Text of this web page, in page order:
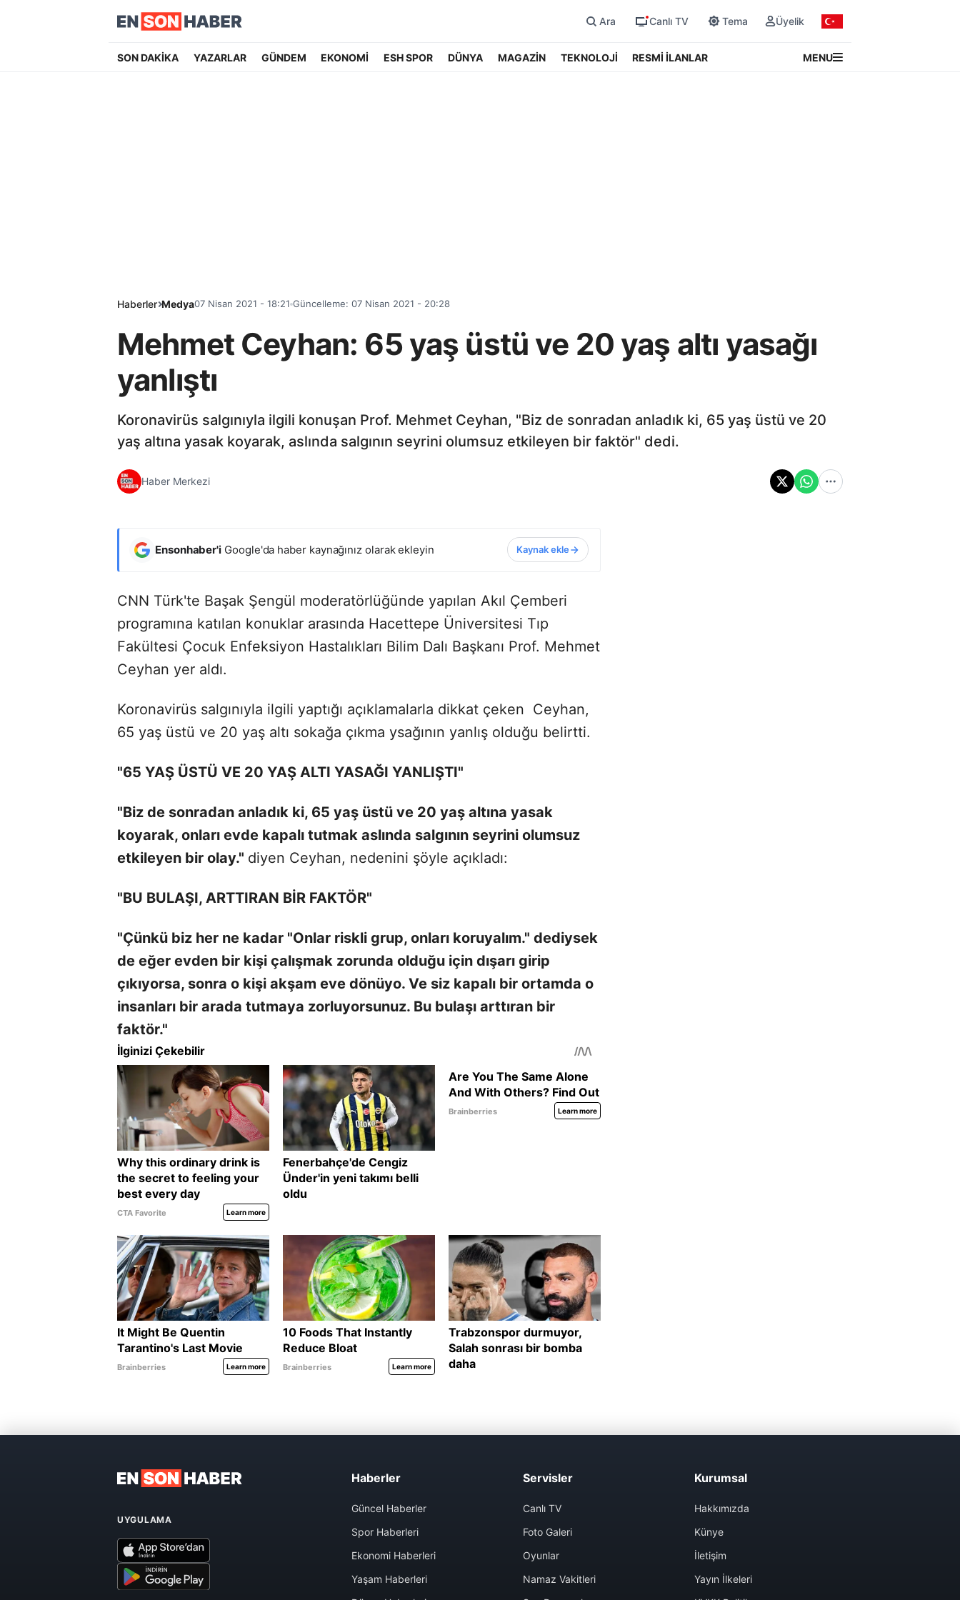
Ara Canlı TV Tema Üyelik
SON DAKİKA YAZARLAR GÜNDEM EKONOMİ ESH SPOR DÜNYA MAGAZİN TEKNOLOJİ RESMİ İLANLAR MENU
Haberler Medya07 Nisan 2021 - 18:21 Güncelleme: 07 Nisan 2021 - 20:28
Mehmet Ceyhan: 65 yaş üstü ve 20 yaş altı yasağı
yanlıştı
Koronavirüs salgınıyla ilgili konuşan Prof. Mehmet Ceyhan, "Biz de sonradan anladık ki, 65 yaş üstü ve 20
yaş altına yasak koyarak, aslında salgının seyrini olumsuz etkileyen bir faktör" dedi.
Haber Merkezi
Ensonhaber'i Google'da haber kaynağınız olarak ekleyin Kaynak ekle
CNN Türk'te Başak Şengül moderatörlüğünde yapılan Akıl Çemberi
programına katılan konuklar arasında Hacettepe Üniversitesi Tıp
Fakültesi Çocuk Enfeksiyon Hastalıkları Bilim Dalı Başkanı Prof. Mehmet
Ceyhan yer aldı.
Koronavirüs salgınıyla ilgili yaptığı açıklamalarla dikkat çeken Ceyhan,
65 yaş üstü ve 20 yaş altı sokağa çıkma ysağının yanlış olduğu belirtti.
"65 YAŞ ÜSTÜ VE 20 YAŞ ALTI YASAĞI YANLIŞTI"
"Biz de sonradan anladık ki, 65 yaş üstü ve 20 yaş altına yasak
koyarak, onları evde kapalı tutmak aslında salgının seyrini olumsuz
etkileyen bir olay." diyen Ceyhan, nedenini şöyle açıkladı:
"BU BULAŞI, ARTTIRAN BİR FAKTÖR"
"Çünkü biz her ne kadar "Onlar riskli grup, onları koruyalım." dediysek
de eğer evden bir kişi çalışmak zorunda olduğu için dışarı girip
çıkıyorsa, sonra o kişi akşam eve dönüyo. Ve siz kapalı bir ortamda o
insanları bir arada tutmaya zorluyorsunuz. Bu bulaşı arttıran bir
faktör."
UYGULAMA
Haberler
Güncel Haberler
Spor Haberleri
Ekonomi Haberleri
Yaşam Haberleri
Servisler
Canlı TV
Foto Galeri
Oyunlar
Namaz Vakitleri
Kurumsal
Hakkımızda
Künye
İletişim
Yayın İlkeleri